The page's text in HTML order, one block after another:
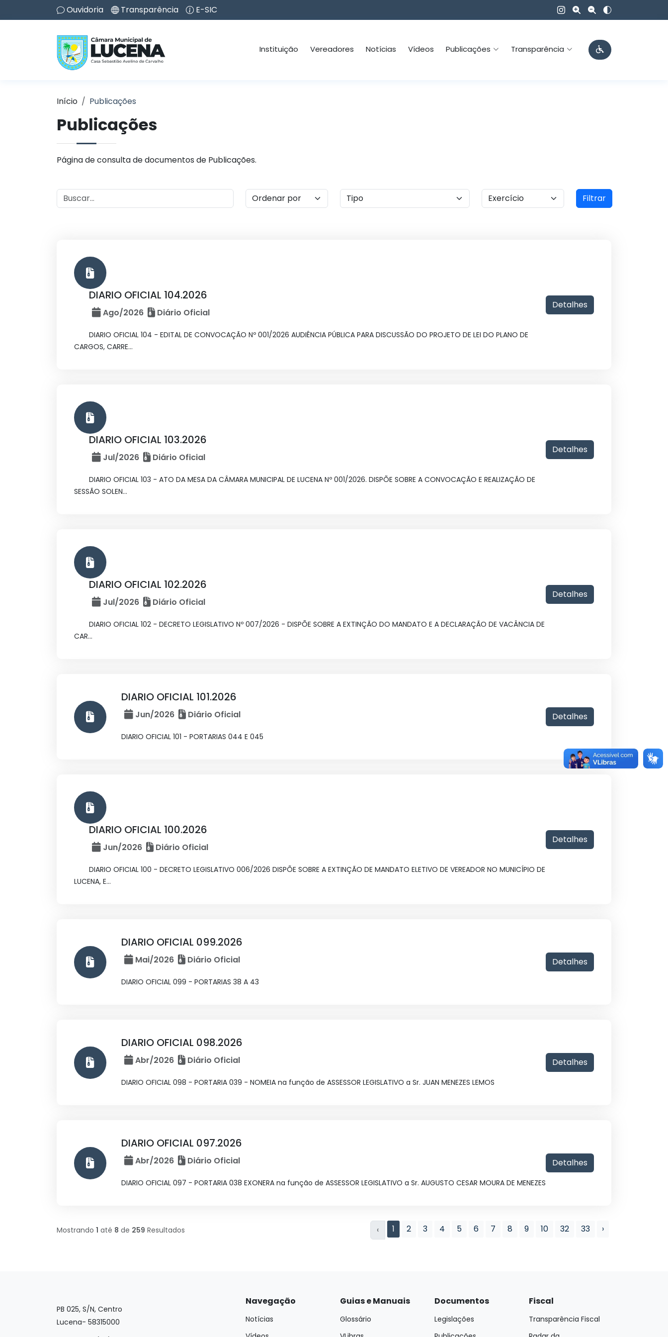
Ouvidoria Transparência E-SIC
Instituição Vereadores Notícias Vídeos Publicações Transparência
Início Publicações
Publicações
Página de consulta de documentos de Publicações.
Filtrar
DIARIO OFICIAL 104.2026
Ago/2026 Diário Oficial
DIARIO OFICIAL 104 - EDITAL DE CONVOCAÇÃO Nº 001/2026 AUDIÊNCIA PÚBLICA PARA DISCUSSÃO DO PROJETO DE LEI DO PLANO DE
CARGOS, CARRE...
Detalhes
DIARIO OFICIAL 103.2026
Jul/2026 Diário Oficial
DIARIO OFICIAL 103 - ATO DA MESA DA CÂMARA MUNICIPAL DE LUCENA Nº 001/2026. DISPÕE SOBRE A CONVOCAÇÃO E REALIZAÇÃO DE
SESSÃO SOLEN...
Detalhes
DIARIO OFICIAL 102.2026
Jul/2026 Diário Oficial
DIARIO OFICIAL 102 - DECRETO LEGISLATIVO Nº 007/2026 - DISPÕE SOBRE A EXTINÇÃO DO MANDATO E A DECLARAÇÃO DE VACÂNCIA DE
CAR...
Detalhes
DIARIO OFICIAL 101.2026
Jun/2026 Diário Oficial
DIARIO OFICIAL 101 - PORTARIAS 044 E 045
Detalhes
DIARIO OFICIAL 100.2026
Jun/2026 Diário Oficial
DIARIO OFICIAL 100 - DECRETO LEGISLATIVO 006/2026 DISPÕE SOBRE A EXTINÇÃO DE MANDATO ELETIVO DE VEREADOR NO MUNICÍPIO DE
LUCENA, E...
Detalhes
DIARIO OFICIAL 099.2026
Mai/2026 Diário Oficial
DIARIO OFICIAL 099 - PORTARIAS 38 A 43
Detalhes
DIARIO OFICIAL 098.2026
Abr/2026 Diário Oficial
DIARIO OFICIAL 098 - PORTARIA 039 - NOMEIA na função de ASSESSOR LEGISLATIVO a Sr. JUAN MENEZES LEMOS
Detalhes
DIARIO OFICIAL 097.2026
Abr/2026 Diário Oficial
DIARIO OFICIAL 097 - PORTARIA 038 EXONERA na função de ASSESSOR LEGISLATIVO a Sr. AUGUSTO CESAR MOURA DE MENEZES
Detalhes
Mostrando 1 até 8 de 259 Resultados ‹ 1 2 3 4 5 6 7 8 9 10 32 33 ›
PB 025, S/N, Centro
Lucena- 58315000
Navegação
Notícias
Guias e Manuais
Glossário
Documentos
Legislações
Fiscal
Transparência Fiscal